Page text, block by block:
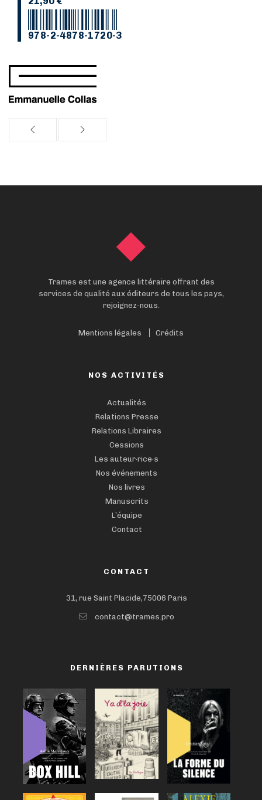
978-2-4878-1720-3
Trames est une agence littéraire offrant des
services de qualité aux éditeurs de tous les pays,
rejoignez-nous.
Mentions légales Crédits
NOS ACTIVITÉS
Actualités
Relations Presse
Relations Libraires
Cessions
Les auteur·rice·s
Nos événements
Nos livres
Manuscrits
L’équipe
Contact
CONTACT
31, rue Saint Placide,75006 Paris
contact@trames.pro
DERNIÈRES PARUTIONS